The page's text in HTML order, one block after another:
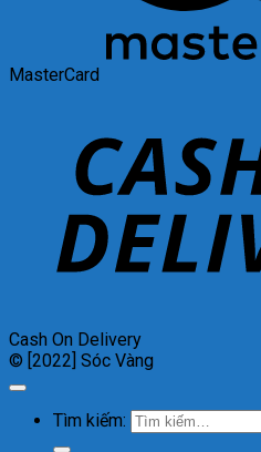
MasterCard
Cash On Delivery
© [2022] Sóc Vàng
Tìm kiếm: